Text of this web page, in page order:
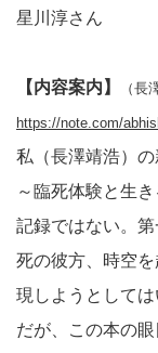
星川淳さ
【内容案内】 （
https://note.com/
私（長澤靖浩）
～臨死体験と生
記録ではない。
死の彼方、時空
現しようとしては
だが、この本の